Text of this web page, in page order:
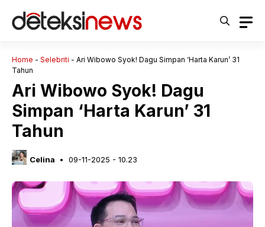
Home - Selebriti - Ari Wibowo Syok! Dagu Simpan ‘Harta Karun’ 31
Tahun
Ari Wibowo Syok! Dagu
Simpan ‘Harta Karun’ 31
Tahun
Celina 09-11-2025 - 10.23